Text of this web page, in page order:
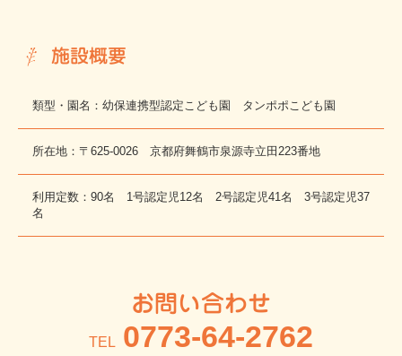
施設概要
類型・園名：幼保連携型認定こども園 タンポポこども園
所在地：〒625-0026 京都府舞鶴市泉源寺立田223番地
利用定数：90名 1号認定児12名 2号認定児41名 3号認定児37
名
お問い合わせ
TEL 0773-64-2762